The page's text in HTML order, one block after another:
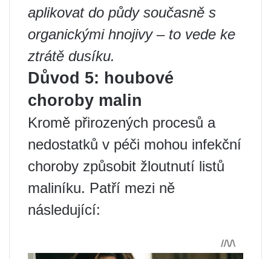
aplikovat do půdy současně s
organickými hnojivy – to vede ke
ztrátě dusíku.
Důvod 5: houbové
choroby malin
Kromě přirozených procesů a
nedostatků v péči mohou infekční
choroby způsobit žloutnutí listů
maliníku. Patří mezi ně
následující: